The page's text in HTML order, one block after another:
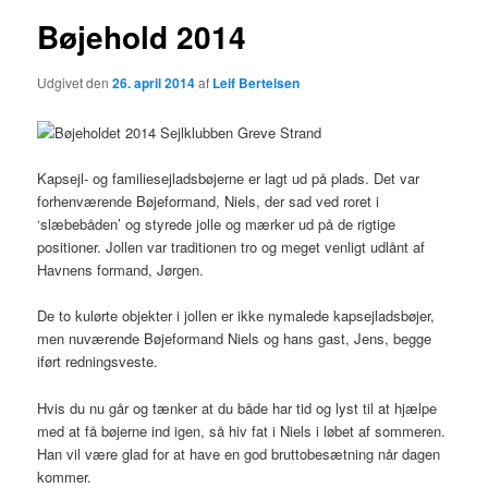
Bøjehold 2014
Udgivet den26. april 2014af Leif Bertelsen
Kapsejl- og familiesejladsbøjerne er lagt ud på plads. Det var
forhenværende Bøjeformand, Niels, der sad ved roret i
‘slæbebåden’ og styrede jolle og mærker ud på de rigtige
positioner. Jollen var traditionen tro og meget venligt udlånt af
Havnens formand, Jørgen.
De to kulørte objekter i jollen er ikke nymalede kapsejladsbøjer,
men nuværende Bøjeformand Niels og hans gast, Jens, begge
iført redningsveste.
Hvis du nu går og tænker at du både har tid og lyst til at hjælpe
med at få bøjerne ind igen, så hiv fat i Niels i løbet af sommeren.
Han vil være glad for at have en god bruttobesætning når dagen
kommer.